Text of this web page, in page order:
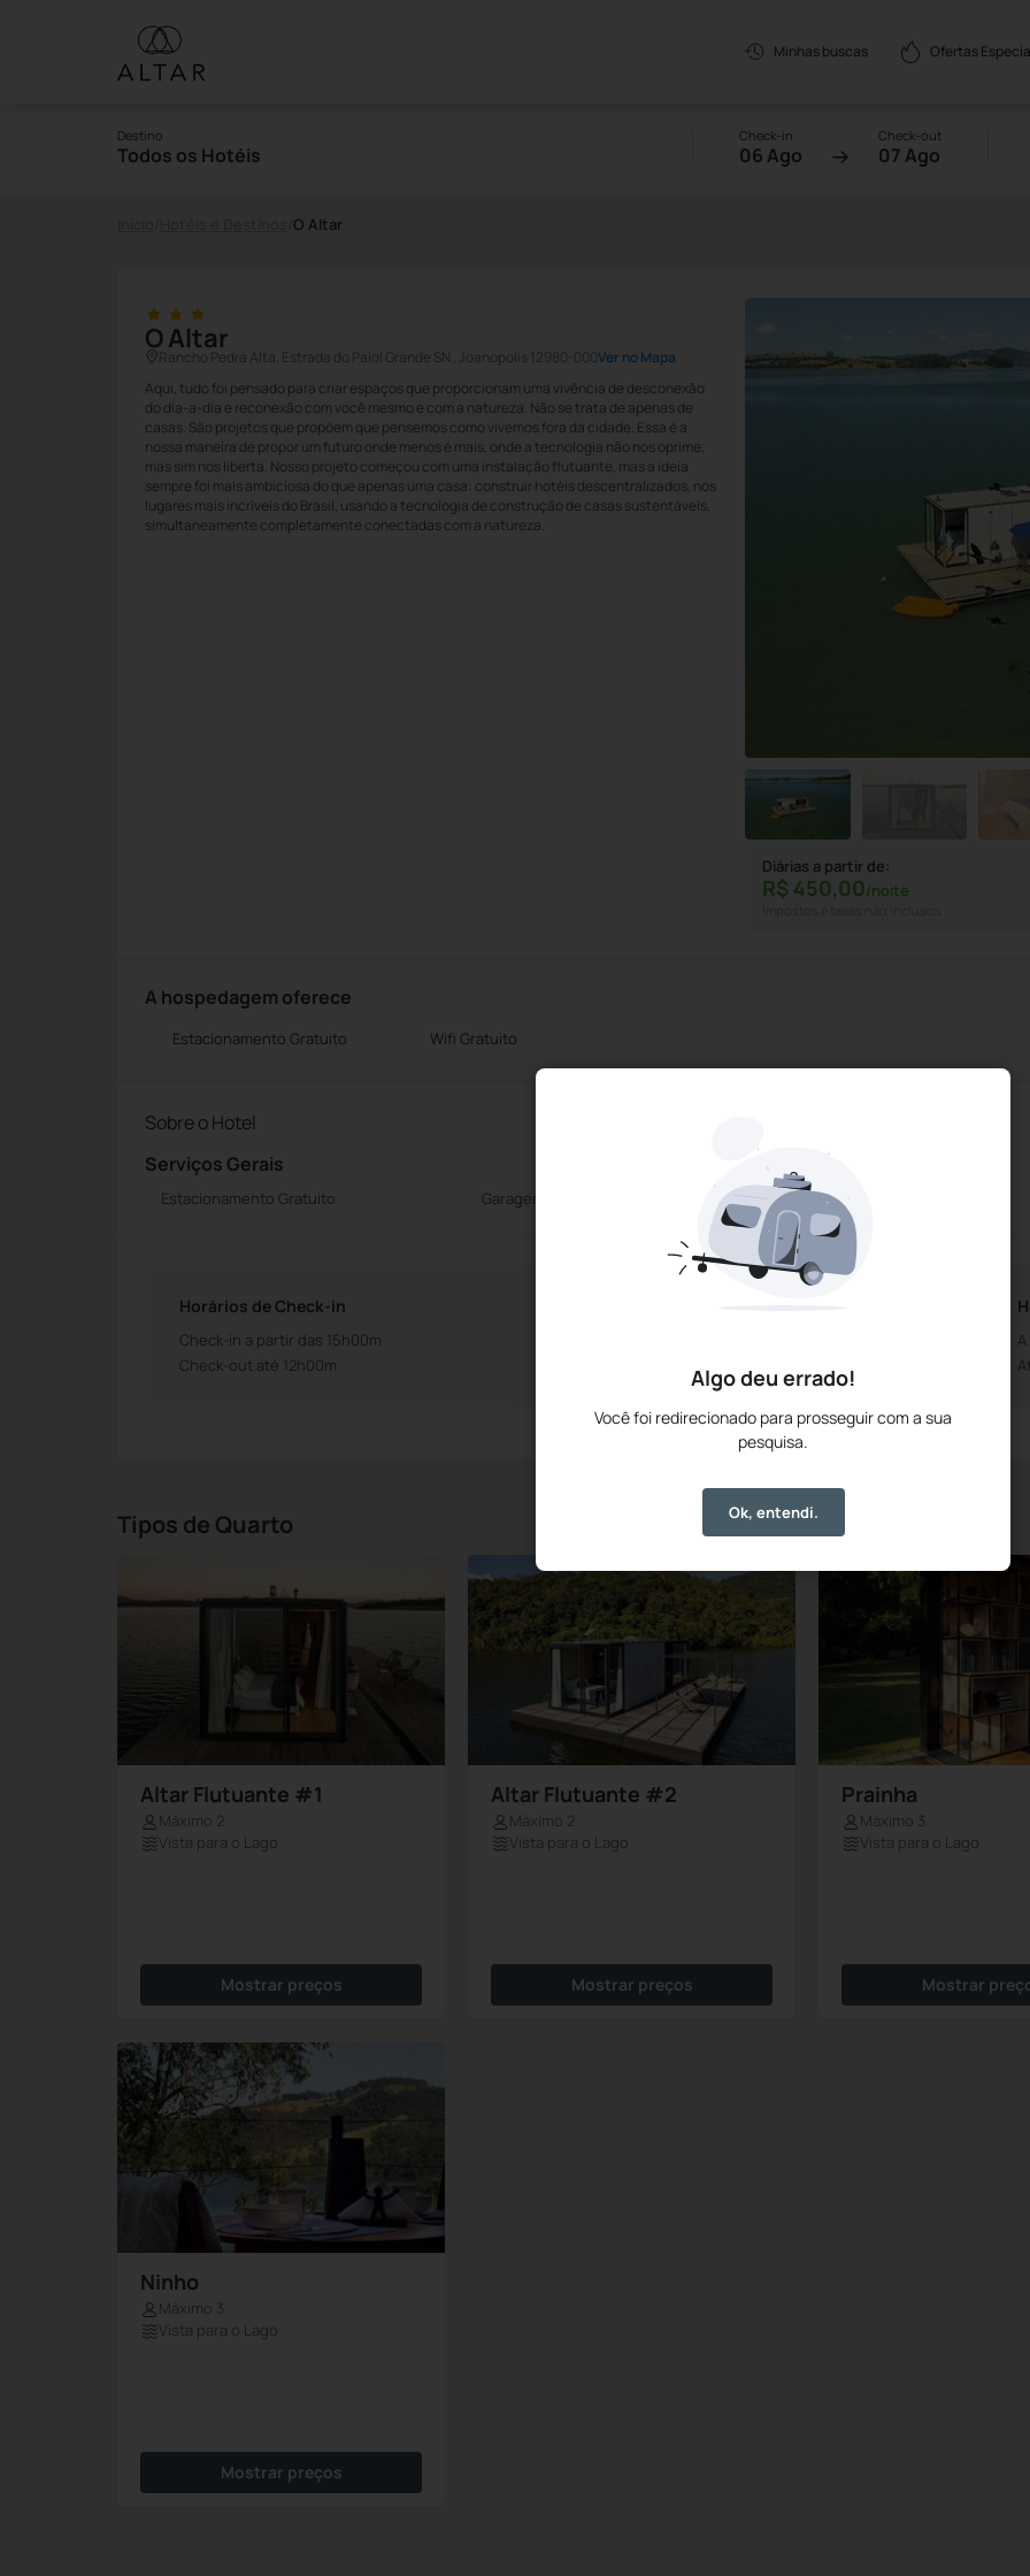
Minhas buscas Ofertas
Algo deu errado!
Você foi redirecionado para prosseguir com a sua
pesquisa.
Ok, entendi.
Destino
Todos os Hotéis
Check-in
06 Ago
Check-out
07 Ago
O Altar
O Altar
Rancho Pedra Alta, Estrada do Paiol Grande SN , Joanopolis 12980-000Ver no Mapa
Aqui, tudo foi pensado para criar espaços que proporcionam uma vivência de desconexão
do dia-a-dia e reconexão com você mesmo e com a natureza. Não se trata de apenas de
casas. São projetos que propõem que pensemos como vivemos fora da cidade. Essa é a
nossa maneira de propor um futuro onde menos é mais, onde a tecnologia não nos oprime,
mas sim nos liberta. Nosso projeto começou com uma instalação flutuante, mas a ideia
sempre foi mais ambiciosa do que apenas uma casa: construir hotéis descentralizados, nos
lugares mais incríveis do Brasil, usando a tecnologia de construção de casas sustentáveis,
simultaneamente completamente conectadas com a natureza.
Diárias a partir de:
R$ 450,00/noite
A hospedagem oferece
Estacionamento Gratuito Wifi Gratuito
Sobre o Hotel
Serviços Gerais
Estacionamento Gratuito Garagem Internet sem fio
Horários de Check-in
Check-in a partir das 15h00m
Check-out até 12h00m
Tipos de Quarto
Altar Flutuante #1
Máximo 2
Vista para o Lago
Mostrar preços
Altar Flutuante #2
Máximo 2
Vista para o Lago
Mostrar preços
Prainha
Máximo 3
Vista para o Lago
Mostrar
Ninho
Máximo 3
Vista para o Lago
Mostrar preços